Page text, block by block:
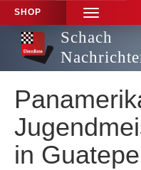
SHOP
TOGGLE
NAVIGATION
Schach
in Guatepe